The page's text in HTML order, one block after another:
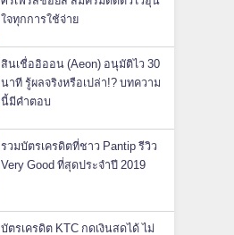
ใจทุกการใช้จ่าย
สินเชื่ออิออน (Aeon) อนุมัติไว 30
นาที รู้ผลจริงหรือเปล่า!? บทความ
นี้มีคำตอบ
รวมบัตรเครดิตที่ชาว Pantip รีวิว
Very Good ที่สุดประจำปี 2019
บัตรเครดิต KTC กดเงินสดได้ ไม่